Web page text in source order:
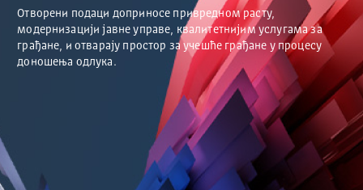
Отворени подаци доприносе привредном расту,
модернизацији јавне управе, квалитетнијим услугама за
грађане, и отварају простор за учешће грађане у процесу
доношења одлука.